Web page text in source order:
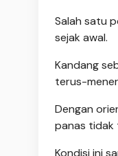
Salah satu
sejak awal.
Kandang
terus-
Dengan
panas tidak
Kondisi ini